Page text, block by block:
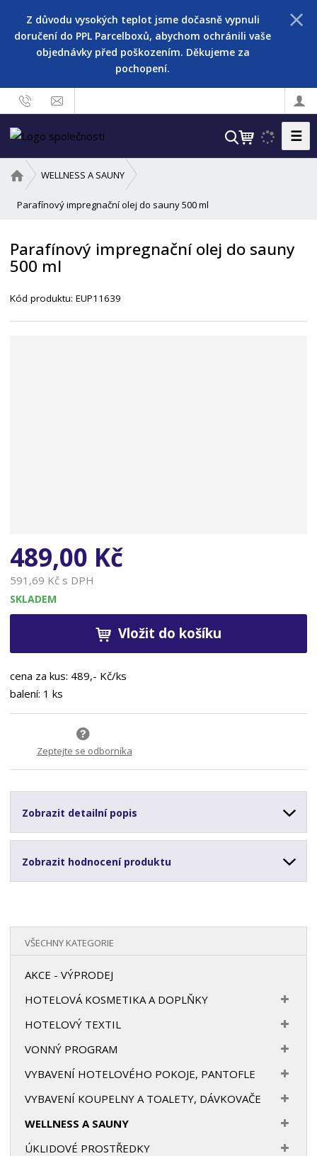
Z důvodu vysokých teplot jsme dočasně vypnuli
doručení do PPL Parcelboxů, abychom ochránili vaše
objednávky před poškozením. Děkujeme za
pochopení.
V
t
☰
v
o
í
s
r
WELLNESS A SAUNY
Parafínový impregnační olej do sauny 500 ml
Parafínový impregnační olej do sauny
500 ml
Kód produktu:EUP11639
489,00 Kč
591,69 Kč s DPH
SKLADEM
Vložit do košíku
cena za kus: 489,- Kč/ks
balení: 1 ks
Zeptejte se odborníka
Zobrazit detailní popis
Zobrazit hodnocení produktu
VŠECHNY KATEGORIE
AKCE - VÝPRODEJ
HOTELOVÁ KOSMETIKA A DOPLŇKY
HOTELOVÝ TEXTIL
VONNÝ PROGRAM
VYBAVENÍ HOTELOVÉHO POKOJE, PANTOFLE
VYBAVENÍ KOUPELNY A TOALETY, DÁVKOVAČE
WELLNESS A SAUNY
ÚKLIDOVÉ PROSTŘEDKY